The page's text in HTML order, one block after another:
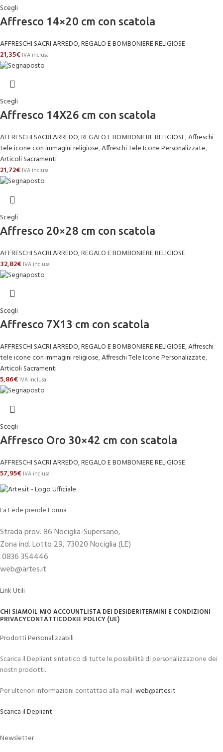
Scegli
Affresco 14×20 cm con scatola
AFFRESCHI SACRI ARREDO, REGALO E BOMBONIERE RELIGIOSE
21,35€ IVA inclusa
Scegli
Affresco 14X26 cm con scatola
AFFRESCHI SACRI ARREDO, REGALO E BOMBONIERE RELIGIOSE,Affreschi
tele icone con immagini religiose,Affreschi Tele Icone Personalizzate,
Articoli Sacramenti
21,72€ IVA inclusa
Scegli
Affresco 20×28 cm con scatola
AFFRESCHI SACRI ARREDO, REGALO E BOMBONIERE RELIGIOSE
32,82€ IVA inclusa
Scegli
Affresco 7X13 cm con scatola
AFFRESCHI SACRI ARREDO, REGALO E BOMBONIERE RELIGIOSE,Affreschi
tele icone con immagini religiose,Affreschi Tele Icone Personalizzate,
Articoli Sacramenti
5,86€ IVA inclusa
Scegli
Affresco Oro 30×42 cm con scatola
AFFRESCHI SACRI ARREDO, REGALO E BOMBONIERE RELIGIOSE
57,95€ IVA inclusa
La Fede prende Forma
Strada prov. 86 Nociglia-Supersano,
Zona ind. Lotto 29, 73020 Nociglia (LE)
0836 354446
web@artes.it
Link Utili
CHI SIAMOIL MIO ACCOUNTLISTA DEI DESIDERITERMINI E CONDIZIONI
PRIVACYCONTATTICOOKIE POLICY (UE)
Prodotti Personalizzabili
Scarica il Depliant sintetico di tutte le possibilità di personalizzazione dei
nostri prodotti.
Per ulteriori informazioni contattaci alla mail:web@artes.it
Scarica il Depliant
Newsletter